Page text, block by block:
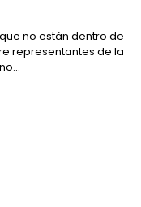
no están dentro de
representantes de la